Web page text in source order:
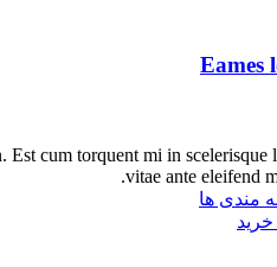
Eames
cum torquent mi in scelerisque
vitae ante eleifend
مندی ها